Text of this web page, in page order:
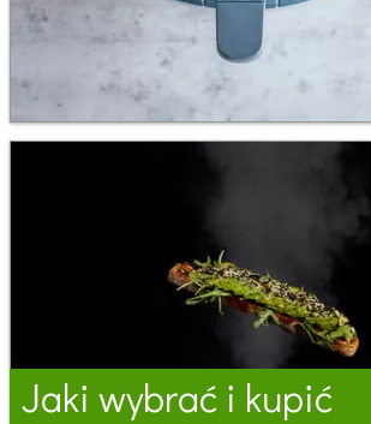
Jaki wybrać i kupić